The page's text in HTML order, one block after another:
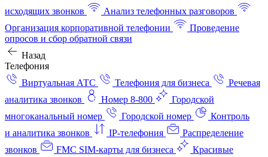
исходящих звонков
Анализ телефонных разговоров
Организация корпоративной телефонии
Проведение
опросов и сбор обратной связи
Назад
Телефония
Виртуальная АТС
Телефония для бизнеса
Речевая
аналитика звонков
Номер 8-800
Городской
многоканальный номер
Городской номер
Контроль
и аналитика звонков
IP-телефония
Распределение
звонков
FMC SIM-карты для бизнеса
Красивые